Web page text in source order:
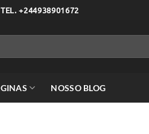
+244938901672
NOSSO BLOG